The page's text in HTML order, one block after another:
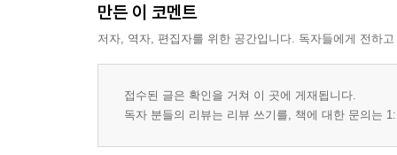
미노우북스 | 책과의 만남을 가져다주는 활기찬 창
나쓰메서점 | 시계방 인테리어에 어울리는 탁월한
다이다이서점 | 빼곡히 꽂힌 책과 고객의 만남을
고서 리젯 | 빌딩 공용 공간을 서점으로 삼은 책장
시장의 헌책방 우라라 | 절로 발길을 멈추게 되는,
만든 이 코멘트
저자, 역자, 편집자를 위한 공간입니다. 독자들에게 전하
접수된 글은 확인을 거쳐 이 곳에 게재됩니다.
독자 분들의 리뷰는 리뷰 쓰기를, 책에 대한 문의는